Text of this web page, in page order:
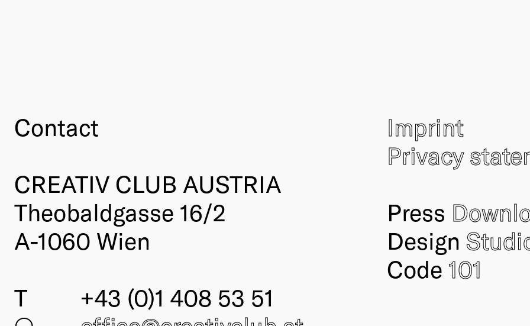
Contact
CREATIV CLUB AUSTRIA
Theobaldgasse 16/2
A-1060 Wien
T
+43 (0)1 408 53 51
Imprint
Privacy
Press
Design
Code 101